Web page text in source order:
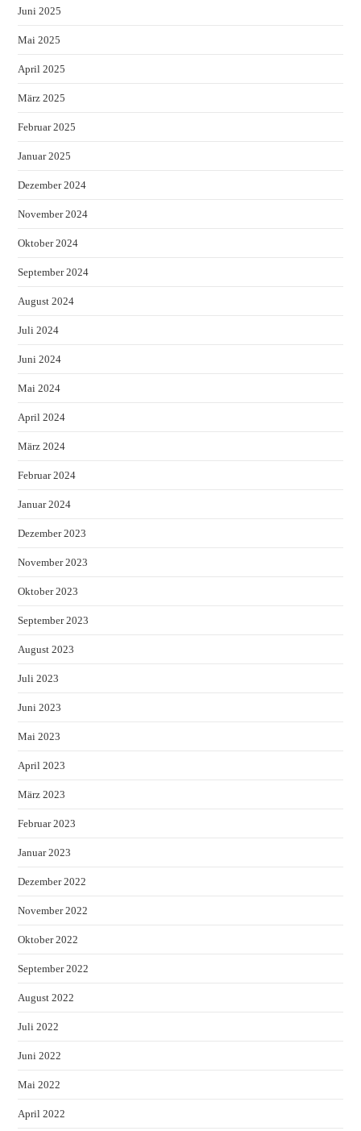
Juni 2025
Mai 2025
April 2025
März 2025
Februar 2025
Januar 2025
Dezember 2024
November 2024
Oktober 2024
September 2024
August 2024
Juli 2024
Juni 2024
Mai 2024
April 2024
März 2024
Februar 2024
Januar 2024
Dezember 2023
November 2023
Oktober 2023
September 2023
August 2023
Juli 2023
Juni 2023
Mai 2023
April 2023
März 2023
Februar 2023
Januar 2023
Dezember 2022
November 2022
Oktober 2022
September 2022
August 2022
Juli 2022
Juni 2022
Mai 2022
April 2022